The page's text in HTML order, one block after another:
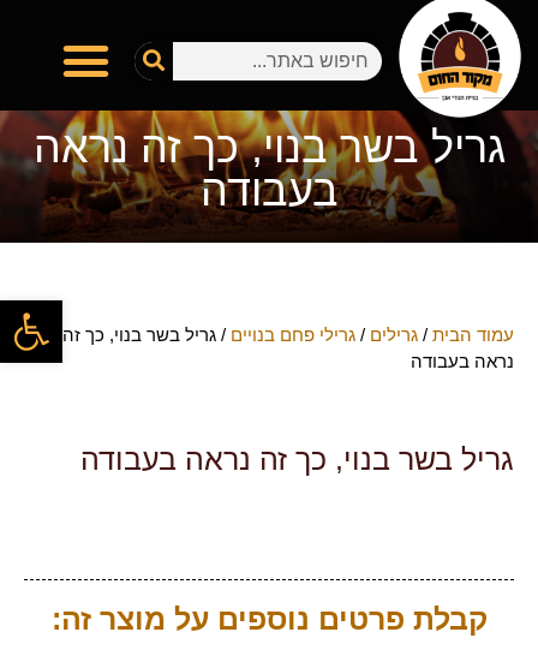
גריל בשר בנוי, כך זה נראה
בעבודה
עמוד הבית / גרילים / גרילי פחם בנויים / גריל בשר בנוי, כך זה
נראה בעבודה
גריל בשר בנוי, כך זה נראה בעבודה
קבלת פרטים נוספים על מוצר זה: